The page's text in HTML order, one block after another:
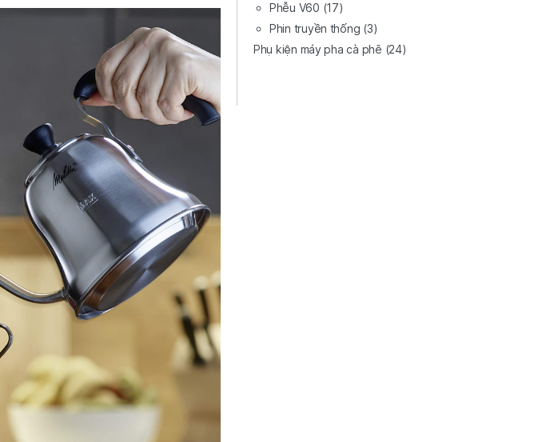
Phễu V60 (17)
Phin truyền thống (3)
Phụ kiện máy pha cà phê (24)